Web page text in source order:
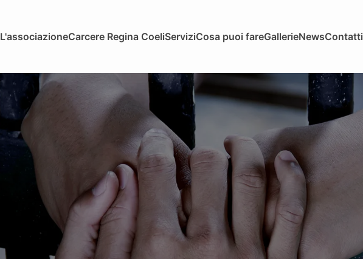
L'associazioneCarcere Regina CoeliServiziCosa puoi fareGallerieNewsContatti